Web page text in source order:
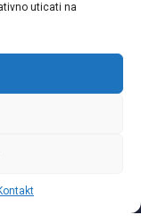
uticati na